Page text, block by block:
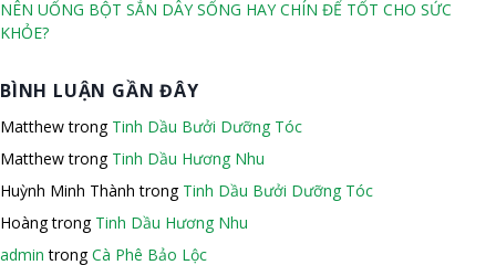
n
8
T
ầ
n
X
X
à
i
v
i
ế
t
NÊN UỐNG BỘT SẮN DÂY SỐNG HAY CHÍN ĐỂ TỐT CHO SỨC
KHỎE?
BÌNH LUẬN GẦN ĐÂY
Matthewtrong Tinh Dầu Bưởi Dưỡng Tóc
Matthewtrong Tinh Dầu Hương Nhu
Huỳnh Minh Thành trong Tinh Dầu Bưởi Dưỡng Tóc
Hoàngtrong Tinh Dầu Hương Nhu
admin trongCà Phê Bảo Lộc